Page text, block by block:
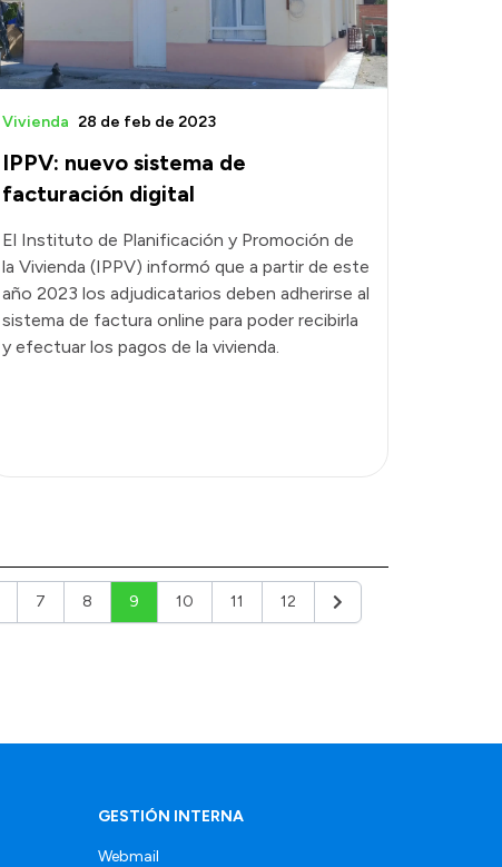
IPPV: nuevo sistema de
facturación digital
Vivienda 28 de feb de 2023
El Instituto de Planificación y Promoción de
la Vivienda (IPPV) informó que a partir de este
año 2023 los adjudicatarios deben adherirse al
sistema de factura online para poder recibirla
y efectuar los pagos de la vivienda.
7 8 9 10 11 12 Siguiente
GESTIÓN INTERNA
Webmail